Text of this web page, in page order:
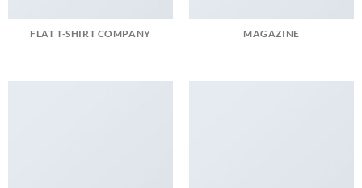
FLAT T-SHIRT COMPANY MAGAZINE